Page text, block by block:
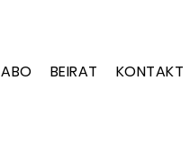
ABO BEIRAT KONTAKT